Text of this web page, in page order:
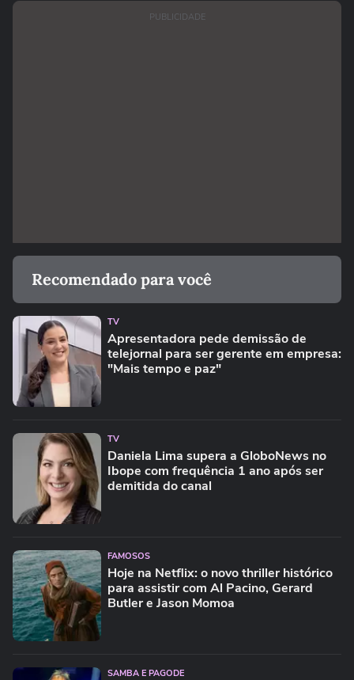
PUBLICIDADE
Recomendado para você
TV
Apresentadora pede demissão de
telejornal para ser gerente em empresa:
"Mais tempo e paz"
TV
Daniela Lima supera a GloboNews no
Ibope com frequência 1 ano após ser
demitida do canal
FAMOSOS
Hoje na Netflix: o novo thriller histórico
para assistir com Al Pacino, Gerard
Butler e Jason Momoa
SAMBA E PAGODE